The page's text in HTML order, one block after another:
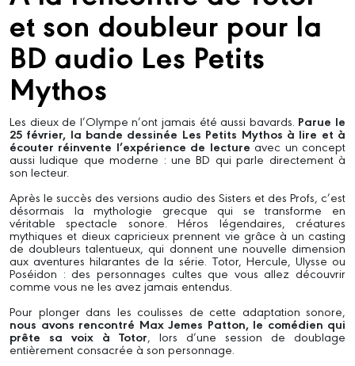
et son doubleur pour la
BD audio Les Petits
Mythos
Les dieux de l’Olympe n’ont jamais été aussi bavards. Parue le
25 février, la bande dessinée Les Petits Mythos à lire et à
écouter réinvente l’expérience de lectureavec un concept
aussi ludique que moderne : une BD qui parle directement à
son lecteur.
Après le succès des versions audio des Sisters et des Profs, c’est
désormais la mythologie grecque qui se transforme en
véritable spectacle sonore. Héros légendaires, créatures
mythiques et dieux capricieux prennent vie grâce à un casting
de doubleurs talentueux, qui donnent une nouvelle dimension
aux aventures hilarantes de la série. Totor, Hercule, Ulysse ou
Poséidon : des personnages cultes que vous allez découvrir
comme vous ne les avez jamais entendus.
Pour plonger dans les coulisses de cette adaptation sonore,
nous avons rencontré Max Jemes Patton, le comédien qui
prête sa voix à Totor, lors d’une session de doublage
entièrement consacrée à son personnage.